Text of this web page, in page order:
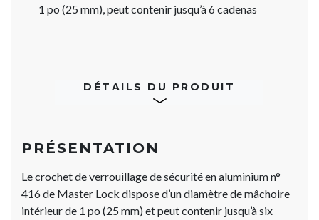
1 po (25 mm), peut contenir jusqu’à 6 cadenas
DÉTAILS DU PRODUIT
PRÉSENTATION
Le crochet de verrouillage de sécurité en aluminium n°
416 de Master Lock dispose d’un diamètre de mâchoire
intérieur de 1 po (25 mm) et peut contenir jusqu’à six